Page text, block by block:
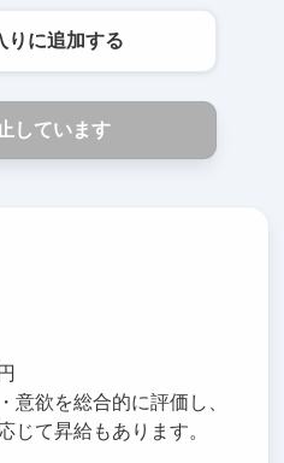
りに追加する
しています
意欲を総合的に評価し、
じて昇給もあります。